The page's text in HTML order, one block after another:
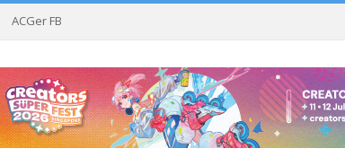
ACGer FB